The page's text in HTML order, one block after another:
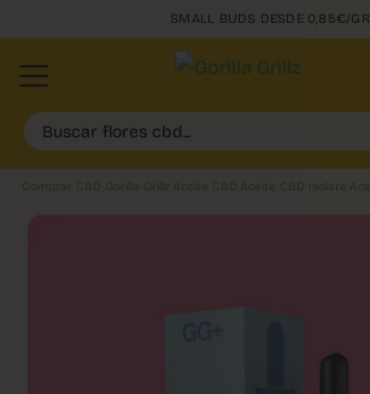
SMALL BUDS DESDE 0,85€/GR
Buscar flores cbd...
Comprar CBD Gorilla Grillz Aceite CBD Aceite CBD Isolate